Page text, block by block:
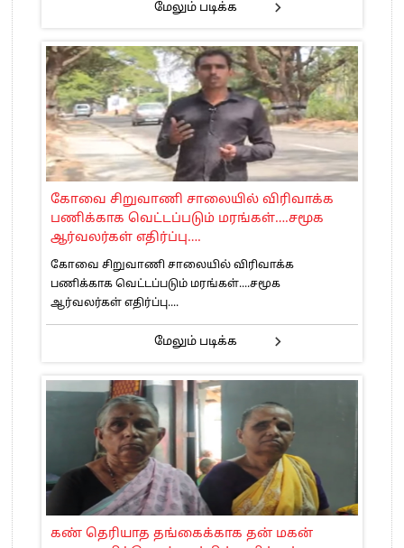
மேலும் படிக்க
கோவை சிறுவாணி சாலையில் விரிவாக்க
பணிக்காக வெட்டப்படும் மரங்கள்….சமூக
ஆர்வலர்கள் எதிர்ப்பு….
கோவை சிறுவாணி சாலையில் விரிவாக்க
பணிக்காக வெட்டப்படும் மரங்கள்....சமூக
ஆர்வலர்கள் எதிர்ப்பு....
மேலும் படிக்க
கண் தெரியாத தங்கைக்காக தன் மகன்